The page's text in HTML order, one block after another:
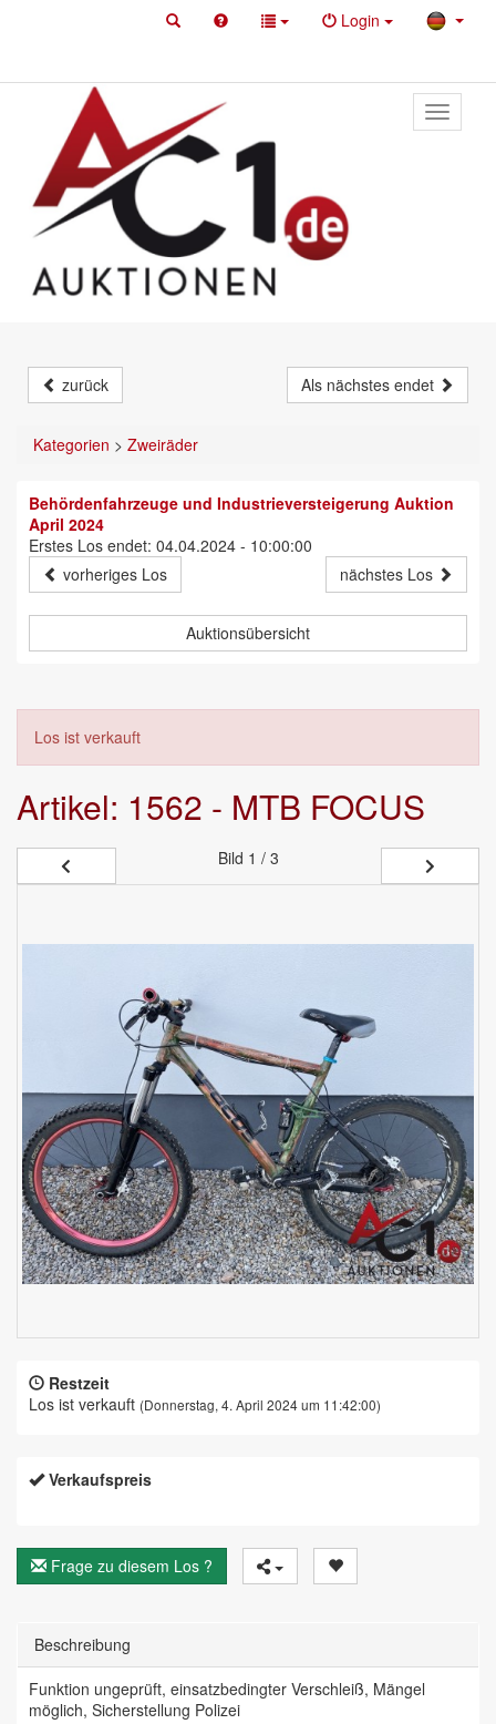
Login
Toggle
primary
zurück Als nächstes endet
Kategorien > Zweiräder
Behördenfahrzeuge und Industrieversteigerung Auktion
April 2024
Erstes Los endet: 04.04.2024 - 10:00:00
vorheriges Los
nächstes Los
Auktionsübersicht
Los ist verkauft
Artikel: 1562 - MTB FOCUS
Bild 1 / 3
Restzeit
Los ist verkauft (Donnerstag, 4. April 2024 um 11:42:00)
Verkaufspreis
Frage zu diesem Los ?
Beschreibung
Funktion ungeprüft, einsatzbedingter Verschleiß, Mängel
möglich, Sicherstellung Polizei